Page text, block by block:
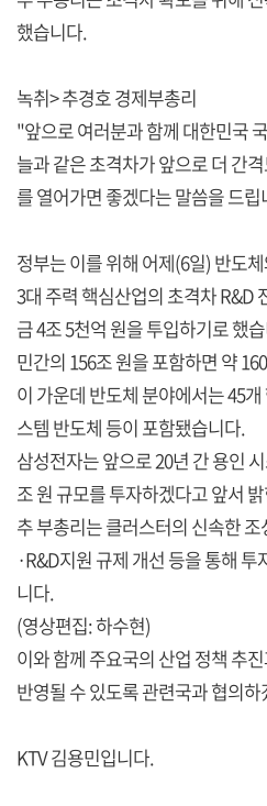
했습니다.
녹취> 추경호 경제부총리
"앞으로 여러분과 함께 대한민국
늘과 같은 초격차가 앞으로 더 간
를 열어가면 좋겠다는 말씀을 드
정부는 이를 위해 어제(6일) 반도
3대 주력 핵심산업의 초격차 R&D
금 4조 5천억 원을 투입하기로 했
민간의 156조 원을 포함하면 약
이 가운데 반도체 분야에서는 45
스템 반도체 등이 포함됐습니다.
삼성전자는 앞으로 20년 간 용인
조 원 규모를 투자하겠다고 앞서
추 부총리는 클러스터의 신속한
·R&D지원 규제 개선 등을 통해
니다.
(영상편집: 하수현)
이와 함께 주요국의 산업 정책 추
반영될 수 있도록 관련국과 협의
KTV 김용민입니다.